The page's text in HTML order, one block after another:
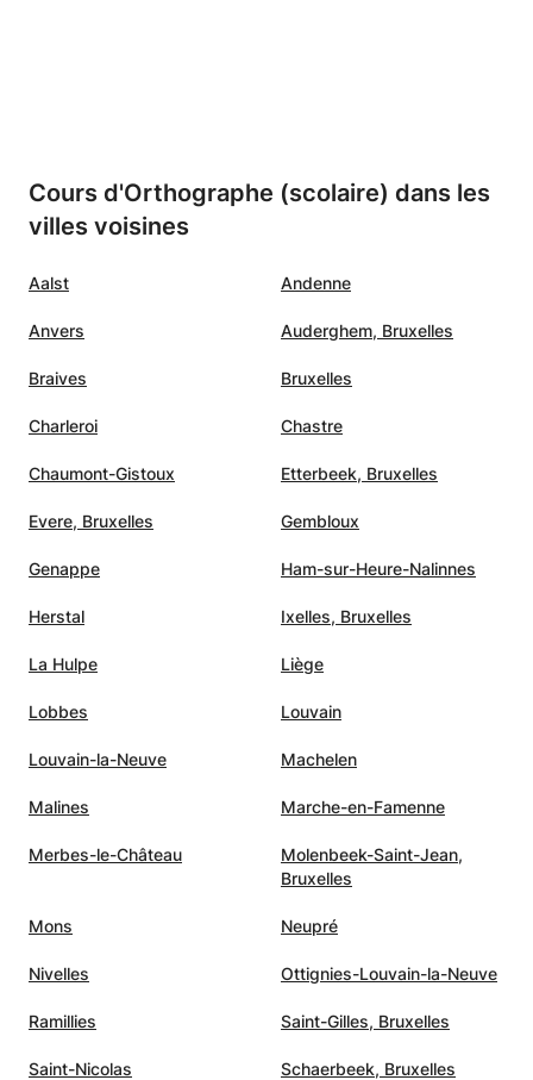
Cours d'Orthographe (scolaire) dans les
villes voisines
Aalst Andenne
Anvers Auderghem, Bruxelles
Braives Bruxelles
Charleroi Chastre
Chaumont-Gistoux Etterbeek, Bruxelles
Evere, Bruxelles Gembloux
Genappe Ham-sur-Heure-Nalinnes
Herstal Ixelles, Bruxelles
La Hulpe Liège
Lobbes Louvain
Louvain-la-Neuve Machelen
Malines Marche-en-Famenne
Merbes-le-Château
Molenbeek-Saint-Jean,
Bruxelles
Mons Neupré
Nivelles Ottignies-Louvain-la-Neuve
Ramillies Saint-Gilles, Bruxelles
Saint-Nicolas Schaerbeek, Bruxelles